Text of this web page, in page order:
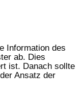
Information des
ab. Dies
ist. Danach sollte
Ansatz der